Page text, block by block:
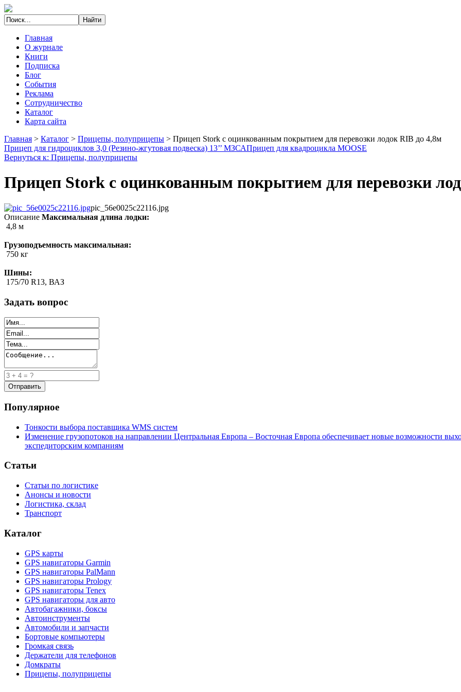
Главная
О журнале
Книги
Подписка
Блог
События
Реклама
Сотрудничество
Каталог
Карта сайта
Главная > Каталог > Прицепы, полуприцепы > Прицеп Stork с оцинкованным покрытием для перевозки лодок RIB до 4,8м
Прицеп для гидроциклов 3,0 (Резино-жгутовая подвеска) 13’’ МЗСАПрицеп для квадроцикла MOOSE
Вернуться к: Прицепы, полуприцепы
Прицеп Stork с оцинкованным покрытием для перевозки
pic_56e0025c22116.jpg
Описание Максимальная длина лодки:
4,8 м
Грузоподъемность максимальная:
750 кг
Шины:
175/70 R13, ВАЗ
Задать вопрос
Популярное
Тонкости выбора поставщика WMS систем
Изменение грузопотоков на направлении Центральная Европа – Восточная Европа обеспечивает новые возможности
экспедиторским компаниям
Статьи
Статьи по логистике
Анонсы и новости
Логистика, склад
Транспорт
Каталог
GPS карты
GPS навигаторы Garmin
GPS навигаторы PalMann
GPS навигаторы Prology
GPS навигаторы Tenex
GPS навигаторы для авто
Автобагажники, боксы
Автоинструменты
Автомобили и запчасти
Бортовые компьютеры
Громкая связь
Держатели для телефонов
Домкраты
Прицепы, полуприцепы